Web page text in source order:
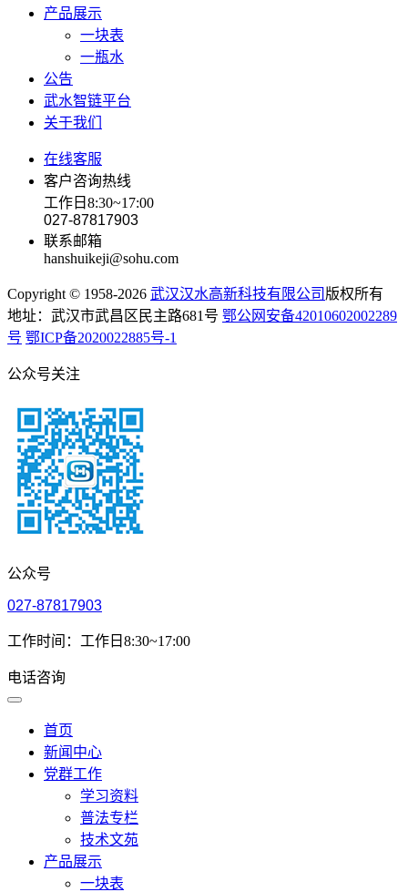
产品展示
一块表
一瓶水
公告
武水智链平台
关于我们
在线客服
客户咨询热线
工作日8:30~17:00
027-87817903
联系邮箱
hanshuikeji@sohu.com
Copyright © 1958-2026 武汉汉水高新科技有限公司 版权所有
地址：武汉市武昌区民主路681号 鄂公网安备42010602002289
号 鄂ICP备2020022885号-1
公众号关注
公众号
027-87817903
工作时间：工作日8:30~17:00
电话咨询
首页
新闻中心
党群工作
学习资料
普法专栏
技术文苑
产品展示
一块表